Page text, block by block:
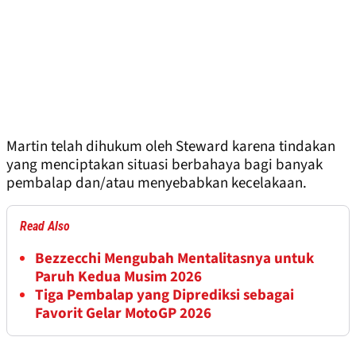
Martin telah dihukum oleh Steward karena tindakan
yang menciptakan situasi berbahaya bagi banyak
pembalap dan/atau menyebabkan kecelakaan.
Read Also
Bezzecchi Mengubah Mentalitasnya untuk
Paruh Kedua Musim 2026
Tiga Pembalap yang Diprediksi sebagai
Favorit Gelar MotoGP 2026